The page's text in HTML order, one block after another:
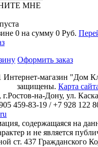
МНЕ
0 на сумму 0 Руб.
Оформить заказ
Интернет-магазин "Дом
защищены. Карта
, г.Ростов-на-Дону, ул.
459-83-19 / +7 928 122
содержащаяся на
и не является
ст. 437 Гражданского